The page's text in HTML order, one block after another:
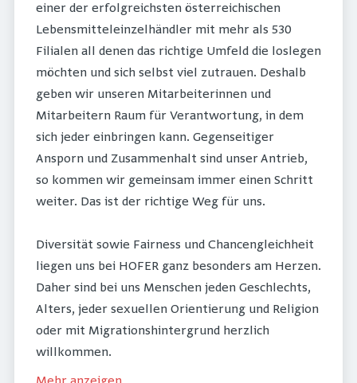
einer der erfolgreichsten österreichischen
Lebensmitteleinzelhändler mit mehr als 530
Filialen all denen das richtige Umfeld die loslegen
möchten und sich selbst viel zutrauen. Deshalb
geben wir unseren Mitarbeiterinnen und
Mitarbeitern Raum für Verantwortung, in dem
sich jeder einbringen kann. Gegenseitiger
Ansporn und Zusammenhalt sind unser Antrieb,
so kommen wir gemeinsam immer einen Schritt
weiter. Das ist der richtige Weg für uns.
Diversität sowie Fairness und Chancengleichheit
liegen uns bei HOFER ganz besonders am Herzen.
Daher sind bei uns Menschen jeden Geschlechts,
Alters, jeder sexuellen Orientierung und Religion
oder mit Migrationshintergrund herzlich
willkommen.